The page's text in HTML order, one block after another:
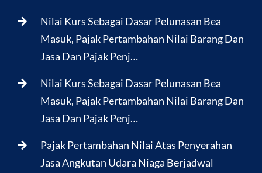
Nilai Kurs Sebagai Dasar Pelunasan Bea
Masuk, Pajak Pertambahan Nilai Barang Dan
Jasa Dan Pajak Penj…
Nilai Kurs Sebagai Dasar Pelunasan Bea
Masuk, Pajak Pertambahan Nilai Barang Dan
Jasa Dan Pajak Penj…
Pajak Pertambahan Nilai Atas Penyerahan
Jasa Angkutan Udara Niaga Berjadwal